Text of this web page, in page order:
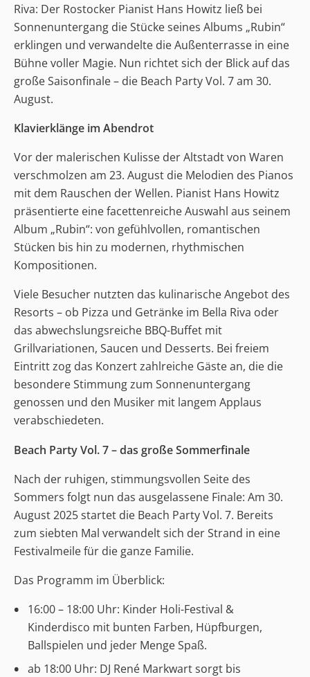
Riva: Der Rostocker Pianist Hans Howitz ließ bei
Sonnenuntergang die Stücke seines Albums „Rubin“
erklingen und verwandelte die Außenterrasse in eine
Bühne voller Magie. Nun richtet sich der Blick auf das
große Saisonfinale – die Beach Party Vol. 7 am 30.
August.
Klavierklänge im Abendrot
Vor der malerischen Kulisse der Altstadt von Waren
verschmolzen am 23. August die Melodien des Pianos
mit dem Rauschen der Wellen. Pianist Hans Howitz
präsentierte eine facettenreiche Auswahl aus seinem
Album „Rubin“: von gefühlvollen, romantischen
Stücken bis hin zu modernen, rhythmischen
Kompositionen.
Viele Besucher nutzten das kulinarische Angebot des
Resorts – ob Pizza und Getränke im Bella Riva oder
das abwechslungsreiche BBQ-Buffet mit
Grillvariationen, Saucen und Desserts. Bei freiem
Eintritt zog das Konzert zahlreiche Gäste an, die die
besondere Stimmung zum Sonnenuntergang
genossen und den Musiker mit langem Applaus
verabschiedeten.
Beach Party Vol. 7 – das große Sommerfinale
Nach der ruhigen, stimmungsvollen Seite des
Sommers folgt nun das ausgelassene Finale: Am 30.
August 2025 startet die Beach Party Vol. 7. Bereits
zum siebten Mal verwandelt sich der Strand in eine
Festivalmeile für die ganze Familie.
Das Programm im Überblick:
16:00 – 18:00 Uhr: Kinder Holi-Festival &
Kinderdisco mit bunten Farben, Hüpfburgen,
Ballspielen und jeder Menge Spaß.
ab 18:00 Uhr: DJ René Markwart sorgt bis